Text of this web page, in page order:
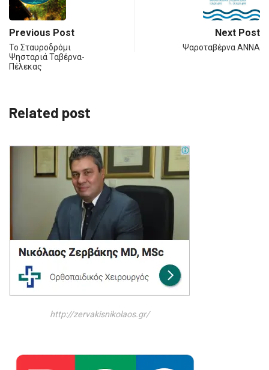
Previous Post
Το Σταυροδρόμι
Ψησταριά Ταβέρνα-
Πέλεκας
Next Post
Ψαροταβέρνα ΑΝΝΑ
Related post
http://zervakisnikolaos.gr/